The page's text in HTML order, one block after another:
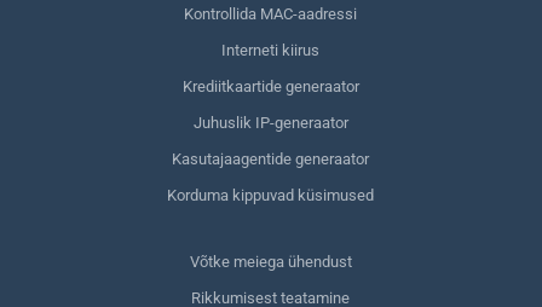
Kontrollida MAC-aadressi
Interneti kiirus
Krediitkaartide generaator
Juhuslik IP-generaator
Kasutajaagentide generaator
Korduma kippuvad küsimused
Võtke meiega ühendust
Rikkumisest teatamine